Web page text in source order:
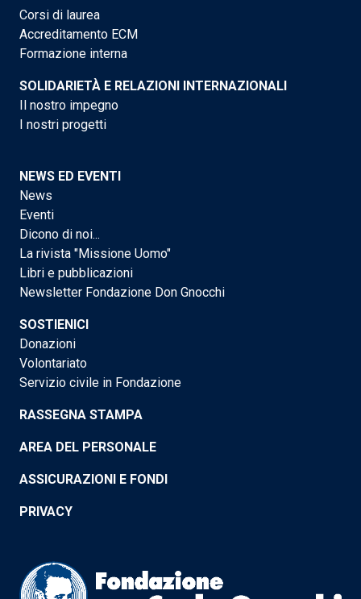
Corsi di laurea
Accreditamento ECM
Formazione interna
SOLIDARIETÀ E RELAZIONI INTERNAZIONALI
Il nostro impegno
I nostri progetti
NEWS ED EVENTI
News
Eventi
Dicono di noi...
La rivista "Missione Uomo"
Libri e pubblicazioni
Newsletter Fondazione Don Gnocchi
SOSTIENICI
Donazioni
Volontariato
Servizio civile in Fondazione
RASSEGNA STAMPA
AREA DEL PERSONALE
ASSICURAZIONI E FONDI
PRIVACY